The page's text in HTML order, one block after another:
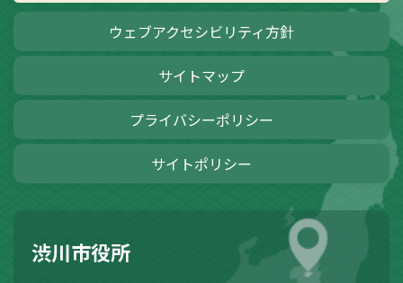
ウェブアクセシビリティ方針
サイトマップ
プライバシーポリシー
サイトポリシー
渋川市役所